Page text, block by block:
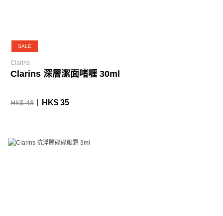
SALE
Clarins
Clarins 深層潔面啫喱 30ml
HK$ 48 HK$ 35